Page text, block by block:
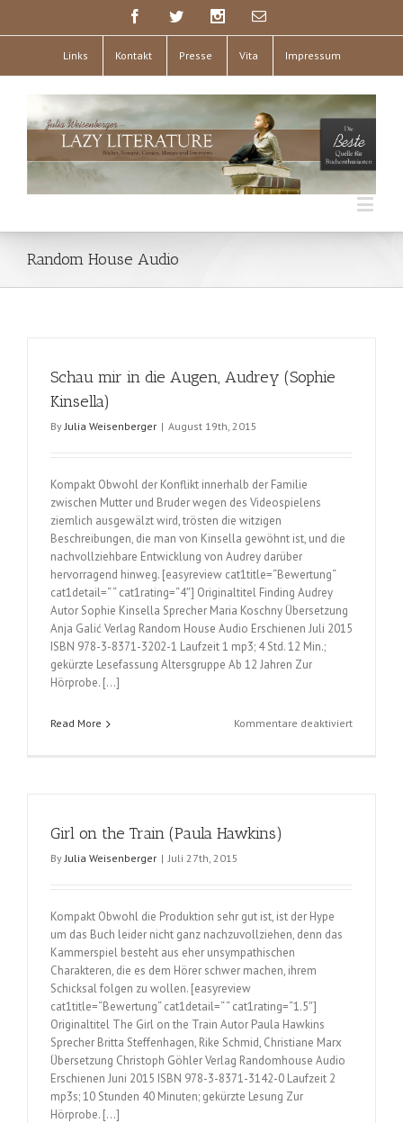
Links Kontakt Presse Vita Impressum
Random House Audio
Schau mir in die Augen, Audrey (Sophie
Kinsella)
ByJulia Weisenberger | August 19th, 2015
Kompakt Obwohl der Konflikt innerhalb der Familie
zwischen Mutter und Bruder wegen des Videospielens
ziemlich ausgewälzt wird, trösten die witzigen
Beschreibungen, die man von Kinsella gewöhnt ist, und die
nachvollziehbare Entwicklung von Audrey darüber
hervorragend hinweg. [easyreview cat1title=“Bewertung“
cat1detail=“ “ cat1rating=“4″] Originaltitel Finding Audrey
Autor Sophie Kinsella Sprecher Maria Koschny Übersetzung
Anja Galić Verlag Random House Audio Erschienen Juli 2015
ISBN 978-3-8371-3202-1 Laufzeit 1 mp3; 4 Std. 12 Min.;
gekürzte Lesefassung Altersgruppe Ab 12 Jahren Zur
Hörprobe. […]
Read More Kommentare deaktiviertfür
Girl on the Train (Paula Hawkins)
ByJulia Weisenberger | Juli 27th, 2015
Kompakt Obwohl die Produktion sehr gut ist, ist der Hype
um das Buch leider nicht ganz nachzuvollziehen, denn das
Kammerspiel besteht aus eher unsympathischen
Charakteren, die es dem Hörer schwer machen, ihrem
Schicksal folgen zu wollen. [easyreview
cat1title=“Bewertung“ cat1detail=“ “ cat1rating=“1.5″]
Originaltitel The Girl on the Train Autor Paula Hawkins
Sprecher Britta Steffenhagen, Rike Schmid, Christiane Marx
Übersetzung Christoph Göhler Verlag Randomhouse Audio
Erschienen Juni 2015 ISBN 978-3-8371-3142-0 Laufzeit 2
mp3s; 10 Stunden 40 Minuten; gekürzte Lesung Zur
Hörprobe. […]